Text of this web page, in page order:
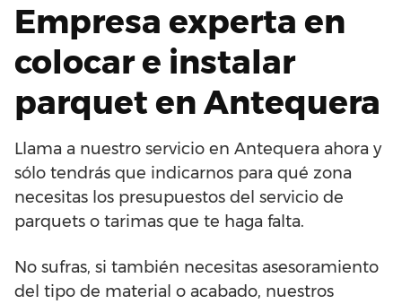
Empresa experta en
colocar e instalar
parquet en Antequera
Llama a nuestro servicio en Antequera ahora y
sólo tendrás que indicarnos para qué zona
necesitas los presupuestos del servicio de
parquets o tarimas que te haga falta.
No sufras, si también necesitas asesoramiento
del tipo de material o acabado, nuestros